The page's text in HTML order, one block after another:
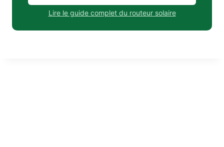
Lire le guide complet du routeur solaire